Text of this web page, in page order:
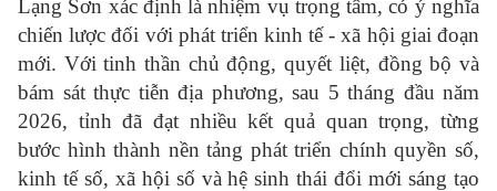
Lạng Sơn xác định là nhiệm vụ trọng tâm, có ý nghĩa
chiến lược đối với phát triển kinh tế - xã hội giai đoạn
mới. Với tinh thần chủ động, quyết liệt, đồng bộ và
bám sát thực tiễn địa phương, sau 5 tháng đầu năm
2026, tỉnh đã đạt nhiều kết quả quan trọng, từng
bước hình thành nền tảng phát triển chính quyền số,
kinh tế số, xã hội số và hệ sinh thái đổi mới sáng tạo